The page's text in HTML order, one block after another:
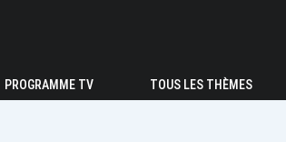
PROGRAMME TV TOUS LES THÈMES